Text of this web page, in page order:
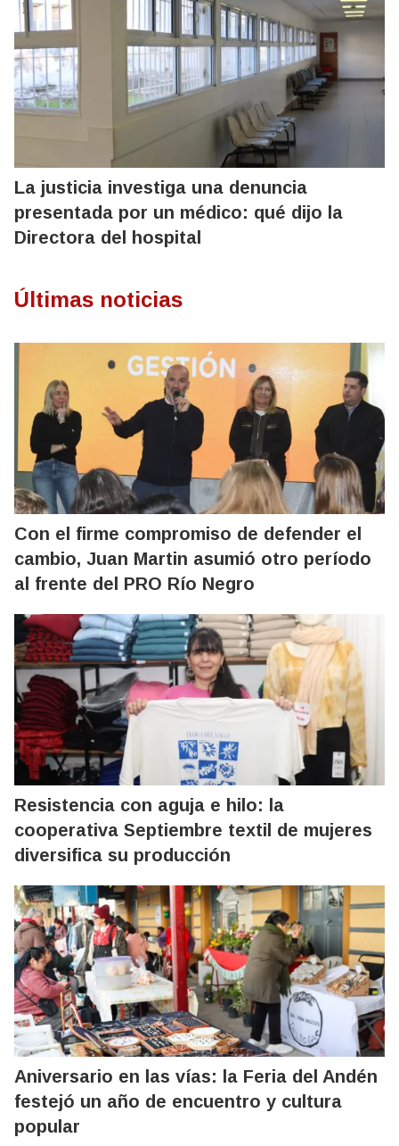
La justicia investiga una denuncia
presentada por un médico: qué dijo la
Directora del hospital
Últimas noticias
Con el firme compromiso de defender el
cambio, Juan Martin asumió otro período
al frente del PRO Río Negro
Resistencia con aguja e hilo: la
cooperativa Septiembre textil de mujeres
diversifica su producción
Aniversario en las vías: la Feria del Andén
festejó un año de encuentro y cultura
popular